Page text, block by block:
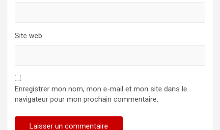
Site web
Enregistrer mon nom, mon e-mail et mon site dans le
navigateur pour mon prochain commentaire.